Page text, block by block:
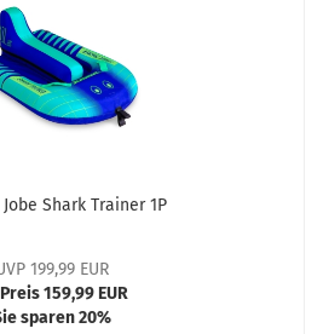
Shark Trainer 1P
199,99 EUR
159,99 EUR
sparen 20%